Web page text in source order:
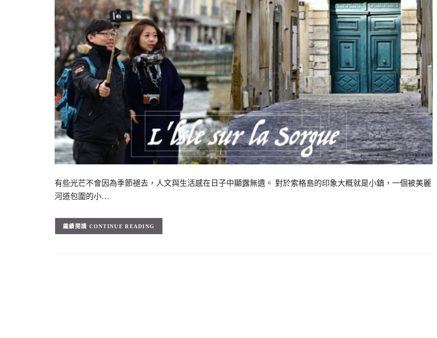
有些光芒不會因為季節褪去，人文與生活感在日子中顯露無遺。 對於索格島的印象大概就是小鎮，一個被美麗
河道包圍的小…
CONTINUE READING